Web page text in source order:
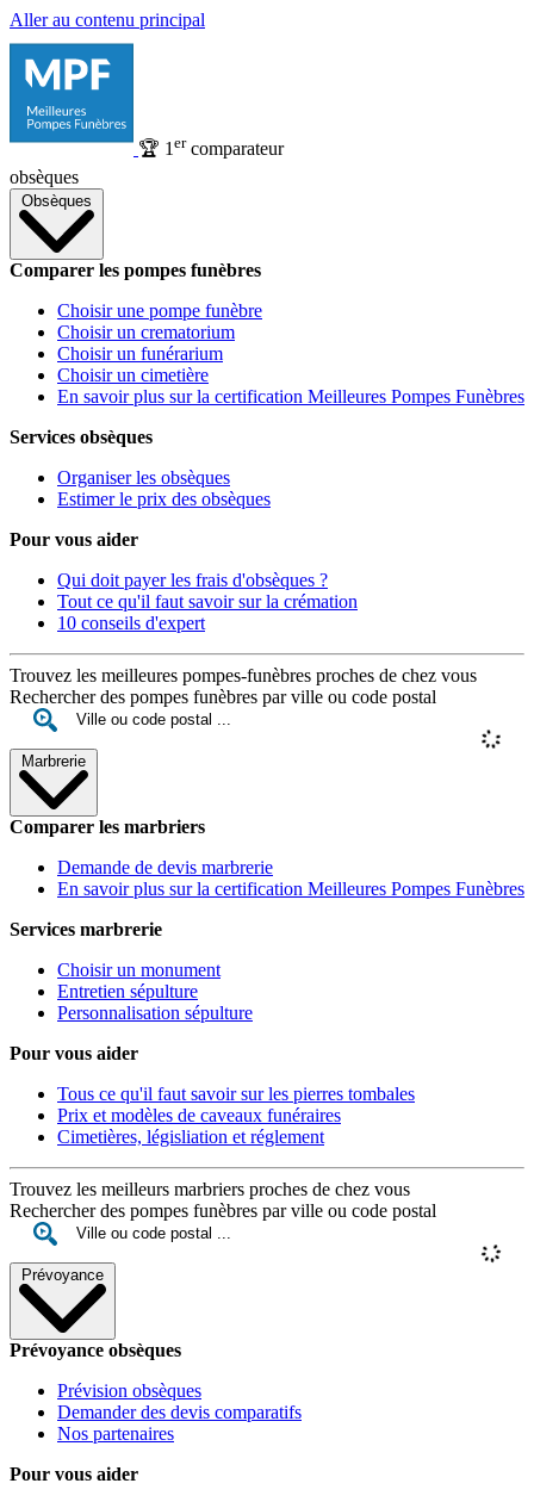
Aller au contenu principal
🏆 1 ercomparateur
obsèques
Obsèques
Comparer les pompes funèbres
Choisir une pompe funèbre
Choisir un crematorium
Choisir un funérarium
Choisir un cimetière
En savoir plus sur la certification Meilleures Pompes Funèbres
Services obsèques
Organiser les obsèques
Estimer le prix des obsèques
Pour vous aider
Qui doit payer les frais d'obsèques ?
Tout ce qu'il faut savoir sur la crémation
10 conseils d'expert
Trouvez les meilleures pompes-funèbres proches de chez vous
Rechercher des pompes funèbres par ville ou code postal
Marbrerie
Comparer les marbriers
Demande de devis marbrerie
En savoir plus sur la certification Meilleures Pompes Funèbres
Services marbrerie
Choisir un monument
Entretien sépulture
Personnalisation sépulture
Pour vous aider
Tous ce qu'il faut savoir sur les pierres tombales
Prix et modèles de caveaux funéraires
Cimetières, législiation et réglement
Trouvez les meilleurs marbriers proches de chez vous
Rechercher des pompes funèbres par ville ou code postal
Prévoyance
Prévoyance obsèques
Prévision obsèques
Demander des devis comparatifs
Nos partenaires
Pour vous aider